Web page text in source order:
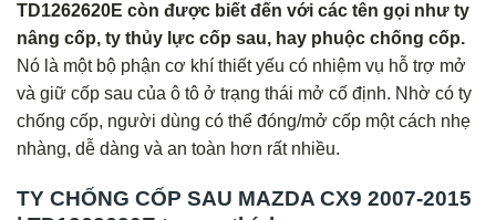
TD1262620E còn được biết đến với các tên gọi như ty
nâng cốp, ty thủy lực cốp sau, hay phuộc chống cốp.
Nó là một bộ phận cơ khí thiết yếu có nhiệm vụ hỗ trợ mở
và giữ cốp sau của ô tô ở trạng thái mở cố định. Nhờ có ty
chống cốp, người dùng có thể đóng/mở cốp một cách nhẹ
nhàng, dễ dàng và an toàn hơn rất nhiều.
TY CHỐNG CỐP SAU MAZDA CX9 2007-2015